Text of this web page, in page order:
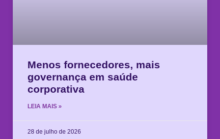
Menos fornecedores, mais
governança em saúde
corporativa
LEIA MAIS »
28 de julho de 2026